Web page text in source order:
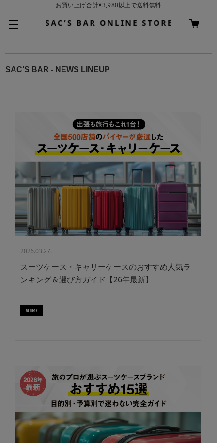
基本配送料 ¥550(沖縄・離島を除く)
SAC’S BAR - NEWS LINEUP
2026.03.27.
スーツケース・キャリーケースのおすすめ人気ラ
ンキング＆選び方ガイド【26年最新】
MORE